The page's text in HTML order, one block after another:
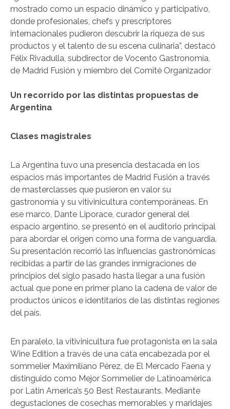
mostrado como un espacio dinámico y participativo,
donde profesionales, chefs y prescriptores
internacionales pudieron descubrir la riqueza de sus
productos y el talento de su escena culinaria”, destacó
Félix Rivadulla, subdirector de Vocento Gastronomía,
de Madrid Fusión y miembro del Comité Organizador
Un recorrido por las distintas propuestas de
Argentina
Clases magistrales
La Argentina tuvo una presencia destacada en los
espacios más importantes de Madrid Fusión a través
de masterclasses que pusieron en valor su
gastronomía y su vitivinicultura contemporáneas. En
ese marco, Dante Liporace, curador general del
espacio argentino, se presentó en el auditorio principal
para abordar el origen como una forma de vanguardia.
Su presentación recorrió las influencias gastronómicas
recibidas a partir de las grandes inmigraciones de
principios del siglo pasado hasta llegar a una fusión
actual que pone en primer plano la cadena de valor de
productos únicos e identitarios de las distintas regiones
del país.
En paralelo, la vitivinicultura fue protagonista en la sala
Wine Edition a través de una cata encabezada por el
sommelier Maximiliano Pérez, de El Mercado Faena y
distinguido como Mejor Sommelier de Latinoamérica
por Latin America’s 50 Best Restaurants. Mediante
degustaciones de cosechas memorables y maridajes